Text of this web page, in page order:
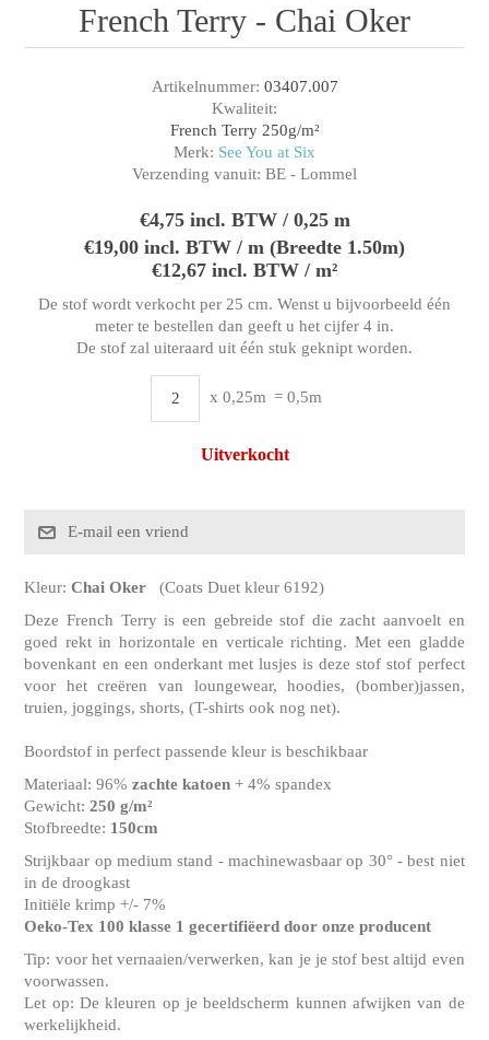
French Terry - Chai Oker
Artikelnummer: 03407.007
Kwaliteit:
French Terry 250g/m²
Merk: See You at Six
Verzending vanuit: BE - Lommel
€4,75 incl. BTW / 0,25 m
€19,00 incl. BTW / m (Breedte 1.50m)
€12,67 incl. BTW / m²
De stof wordt verkocht per 25 cm. Wenst u bijvoorbeeld één
meter te bestellen dan geeft u het cijfer 4 in.
De stof zal uiteraard uit één stuk geknipt worden.
x 0,25m = 0,5m
Uitverkocht
Kleur:Chai Oker
(Coats Duet kleur 6192)
Deze French Terry is een gebreide stof die zacht aanvoelt en
goed rekt in horizontale en verticale richting. Met een gladde
bovenkant en een onderkant met lusjes is deze stof stof perfect
voor het creëren van loungewear, hoodies, (bomber)jassen,
truien, joggings, shorts, (T-shirts ook nog net).
Boordstof in perfect passende kleur is beschikbaar
Materiaal: 96%zachte katoen + 4% spandex
Gewicht:250 g/m²
Stofbreedte: 150cm
Strijkbaar op medium stand - machinewasbaar op 30° - best niet
in de droogkast
Initiële krimp +/- 7%
Oeko-Tex 100 klasse 1 gecertifiëerd door onze producent
Tip: voor het vernaaien/verwerken, kan je je stof best altijd even
voorwassen.
Let op: De kleuren op je beeldscherm kunnen afwijken van de
werkelijkheid.